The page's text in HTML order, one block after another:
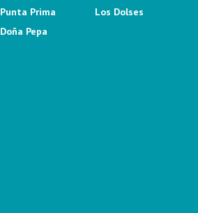
Punta Prima
Doña Pepa
Los Dolses